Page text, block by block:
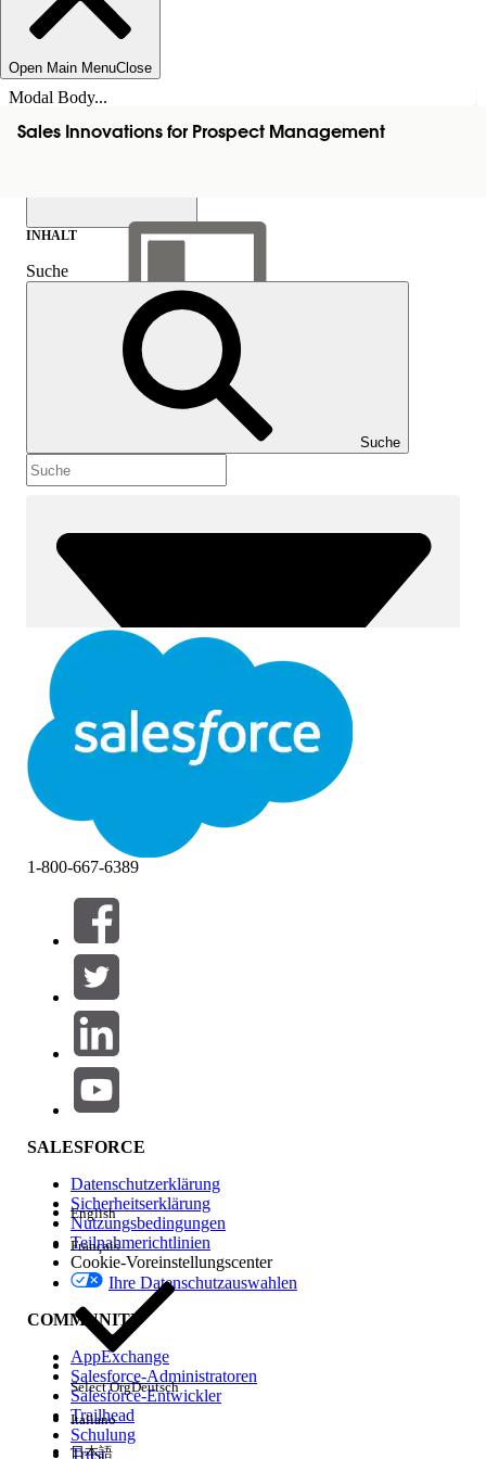
Open Main MenuClose
Modal Body...
Sales Innovations for Prospect Management
Inhalt anzeigen
Inhalt
INHALT
Suche
Suche
Filter (0)
FILTER AUSWÄHLEN
Produktbereich
Auswirkungen auf Funktionen
Edition
Erfahrung
1-800-667-6389
SALESFORCE
Datenschutzerklärung
Sicherheitserklärung
Nutzungsbedingungen
Teilnahmerichtlinien
Cookie-Voreinstellungscenter
Ihre Datenschutzauswahlen
COMMUNITY
AppExchange
Salesforce-Administratoren
Salesforce-Entwickler
Trailhead
Schulung
Trust
English
Français
Select OrgDeutsch
Italiano
日本語